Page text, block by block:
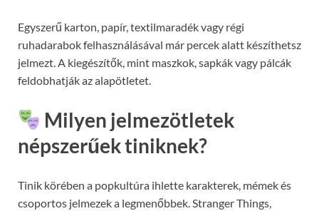
Egyszerű karton, papír, textilmaradék vagy régi
ruhadarabok felhasználásával már percek alatt készíthetsz
jelmezt. A kiegészítők, mint maszkok, sapkák vagy pálcák
feldobhatják az alapötletet.
Milyen jelmezötletek
népszerűek tiniknek?
Tinik körében a popkultúra ihlette karakterek, mémek és
csoportos jelmezek a legmenőbbek. Stranger Things,